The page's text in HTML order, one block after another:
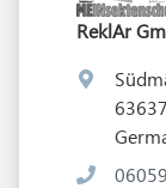
ReklAr